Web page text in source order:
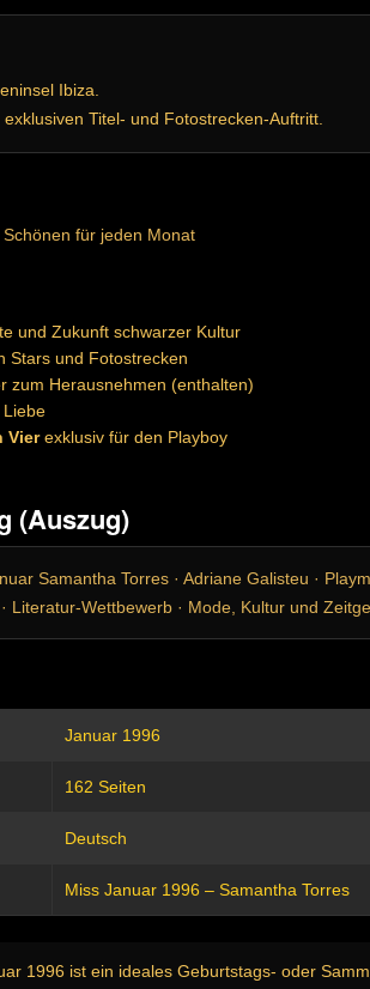
Ibiza.
Titel- und Fotostrecken-Auftritt.
für jeden Monat
und Zukunft schwarzer Kultur
Stars und Fotostrecken
zum Herausnehmen (enthalten)
Vierexklusiv für den Playboy
(Auszug)
Samantha Torres · Adriane Galisteu ·
Literatur-Wettbewerb · Mode, Kultur und
Januar 1996
162 Seiten
Deutsch
Miss Januar 1996 – Samantha Torres
1996 ist ein ideales Geburtstags- oder